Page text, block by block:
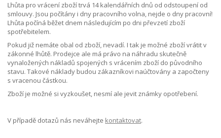
Lhůta pro vrácení zboží trvá 14 kalendářních dnů od odstoupení od
smlouvy. Jsou počítány i dny pracovního volna, nejde o dny pracovní!
Lhůta počíná běžet dnem následujícím po dni převzetí zboží
spotřebitelem.
Pokud již nemáte obal od zboží, nevadí. I tak je možné zboží vrátit v
zákonné lhůtě. Prodejce ale má právo na náhradu skutečně
vynaložených nákladů spojených s vrácením zboží do původního
stavu. Takové náklady budou zákazníkovi naúčtovány a započteny
s vracenou částkou.
Zboží je možné si vyzkoušet, nesmí ale jevit známky opotřebení.
V případě dotazů nás neváhejte kontaktovat.